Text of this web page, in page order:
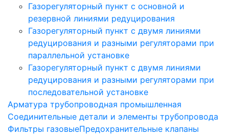
Газорегуляторный пункт c основной и
резервной линиями редуцирования
Газорегуляторный пункт с двумя линиями
редуцирования и разными регуляторами при
параллельной установке
Газорегуляторный пункт с двумя линиями
редуцирования и разными регуляторами при
последовательной установке
Арматура трубопроводная промышленная
Соединительные детали и элементы трубопровода
Фильтры газовыеПредохранительные клапаны